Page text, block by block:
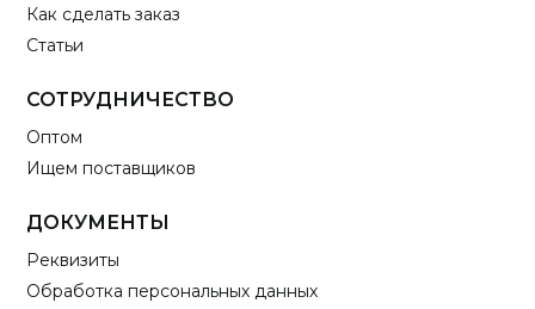
Как сделать заказ
Статьи
СОТРУДНИЧЕСТВО
Оптом
Ищем поставщиков
ДОКУМЕНТЫ
Реквизиты
Обработка персональных данных